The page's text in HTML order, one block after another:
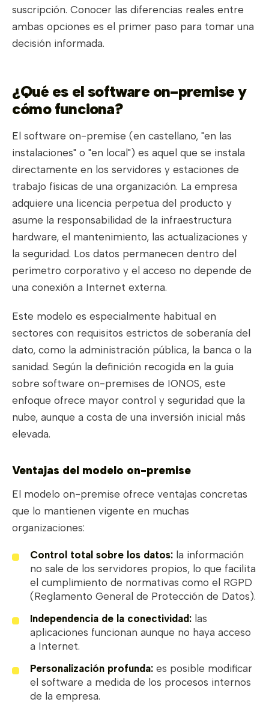
suscripción. Conocer las diferencias reales entre
ambas opciones es el primer paso para tomar una
decisión informada.
¿Qué es el software on-premise y
cómo funciona?
El software on-premise (en castellano, "en las
instalaciones" o "en local") es aquel que se instala
directamente en los servidores y estaciones de
trabajo físicas de una organización. La empresa
adquiere una licencia perpetua del producto y
asume la responsabilidad de la infraestructura
hardware, el mantenimiento, las actualizaciones y
la seguridad. Los datos permanecen dentro del
perímetro corporativo y el acceso no depende de
una conexión a Internet externa.
Este modelo es especialmente habitual en
sectores con requisitos estrictos de soberanía del
dato, como la administración pública, la banca o la
sanidad. Según la definición recogida en la guía
sobre software on-premises de IONOS, este
enfoque ofrece mayor control y seguridad que la
nube, aunque a costa de una inversión inicial más
elevada.
Ventajas del modelo on-premise
El modelo on-premise ofrece ventajas concretas
que lo mantienen vigente en muchas
organizaciones:
Control total sobre los datos: la información
no sale de los servidores propios, lo que facilita
el cumplimiento de normativas como el RGPD
(Reglamento General de Protección de Datos).
Independencia de la conectividad: las
aplicaciones funcionan aunque no haya acceso
a Internet.
Personalización profunda: es posible modificar
el software a medida de los procesos internos
de la empresa.